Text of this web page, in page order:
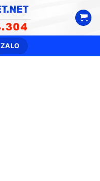
ZALO